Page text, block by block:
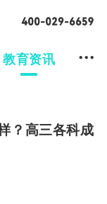
教育资讯 ...
？高三各科成